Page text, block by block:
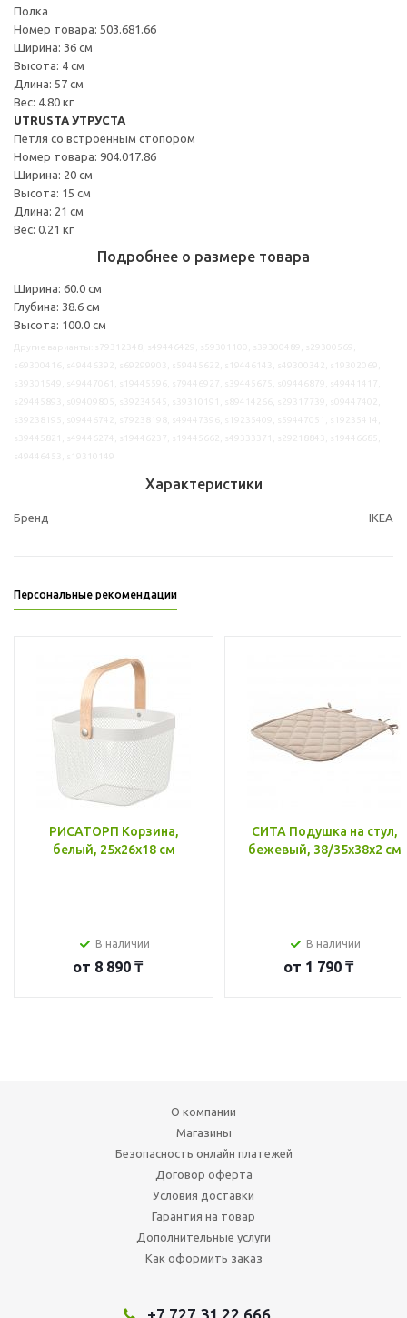
Полка
Номер товара: 503.681.66
Ширина: 36 см
Высота: 4 см
Длина: 57 см
Вес: 4.80 кг
UTRUSTA УТРУСТА
Петля со встроенным стопором
Номер товара: 904.017.86
Ширина: 20 см
Высота: 15 см
Длина: 21 см
Вес: 0.21 кг
Подробнее о размере товара
Ширина: 60.0 см
Глубина: 38.6 см
Высота: 100.0 см
Характеристики
Бренд IKEA
Персональные рекомендации
РИСАТОРП Корзина,
белый, 25x26x18 см
В наличии
от 8 890 ₸
СИТА Подушка на стул,
бежевый, 38/35x38x2 см
В наличии
от 1 790 ₸
О компании
Магазины
Безопасность онлайн платежей
Договор оферта
Условия доставки
Гарантия на товар
Дополнительные услуги
Как оформить заказ
+7 727 31 22 666